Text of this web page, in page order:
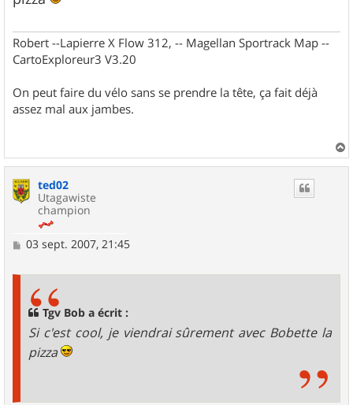
Robert --Lapierre X Flow 312, -- Magellan Sportrack Map --
CartoExploreur3 V3.20
On peut faire du vélo sans se prendre la tête, ça fait déjà
assez mal aux jambes.
a
ted02
Utagawiste
champion
M
03 sept. 2007, 21:45
Tgv Bob a écrit :
Si c'est cool, je viendrai sûrement avec Bobette la
pizza